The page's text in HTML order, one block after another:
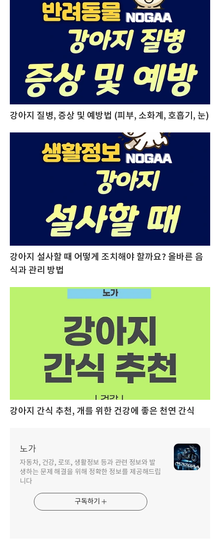
강아지 질병, 증상 및 예방법 (피부, 소화계, 호흡기, 눈)
강아지 설사할 때 어떻게 조치해야 할까요? 올바른 음
식과 관리 방법
강아지 간식 추천, 개를 위한 건강에 좋은 천연 간식
노가
자동차, 건강, 로또, 생활정보 등과 관련 정보와 발
생하는 문제 해결을 위해 정확한 정보를 제공해드립
니다
구독하기